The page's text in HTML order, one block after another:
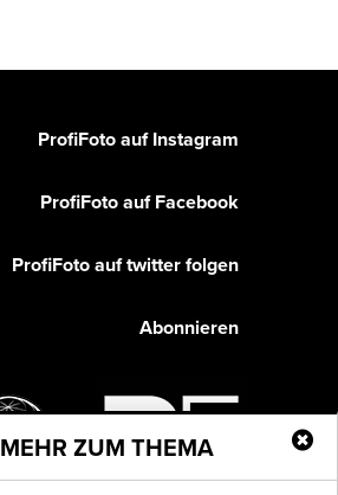
MEHR ZUM THEMA
ProfiFoto auf Instagram
ProfiFoto auf Facebook
ProfiFoto auf twitter folgen
Abonnieren